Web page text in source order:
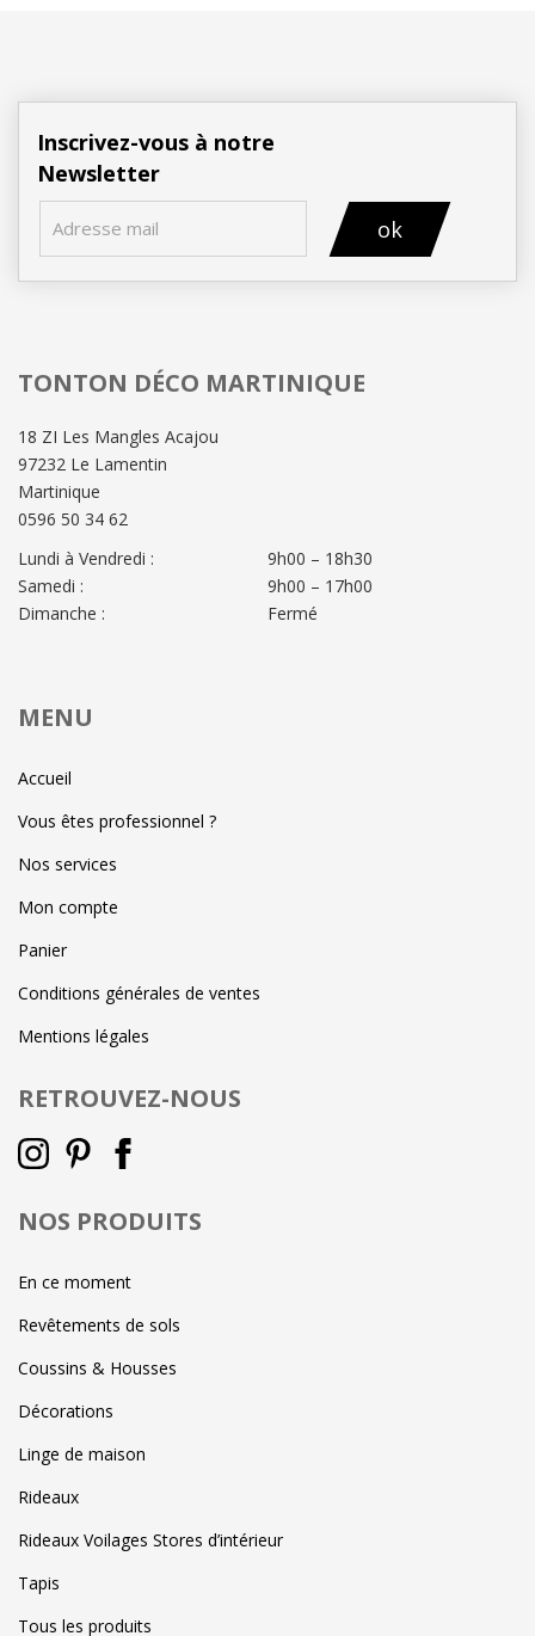
Inscrivez-vous à notre
Newsletter
ok
TONTON DÉCO MARTINIQUE
18 ZI Les Mangles Acajou
97232 Le Lamentin
Martinique
0596 50 34 62
Lundi à Vendredi :
Samedi :
Dimanche :
9h00 – 18h30
9h00 – 17h00
Fermé
MENU
Accueil
Vous êtes professionnel ?
Nos services
Mon compte
Panier
Conditions générales de ventes
Mentions légales
RETROUVEZ-NOUS
NOS PRODUITS
En ce moment
Revêtements de sols
Coussins & Housses
Décorations
Linge de maison
Rideaux
Rideaux Voilages Stores d’intérieur
Tapis
Tous les produits